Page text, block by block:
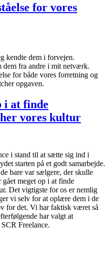
for vores
kendte dem i forvejen.
dem fra andre i mit netværk.
for både vores forretning og
opgaven.
i at finde
vores kultur
i stand til at sætte sig ind i
starten på et godt samarbejde.
bare var sælgere, der skulle
meget op i at finde
Det vigtigste for os er nemlig
vi selv for at oplære dem i de
for det. Vi har faktisk været så
har valgt at
Freelance.